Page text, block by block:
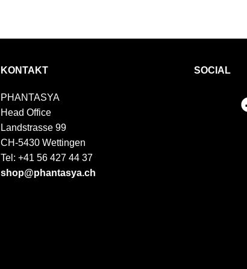
KONTAKT
PHANTASYA
Head Office
Landstrasse 99
CH-5430 Wettingen
Tel: +41 56 427 44 37
shop@phantasya.ch
SOCIAL